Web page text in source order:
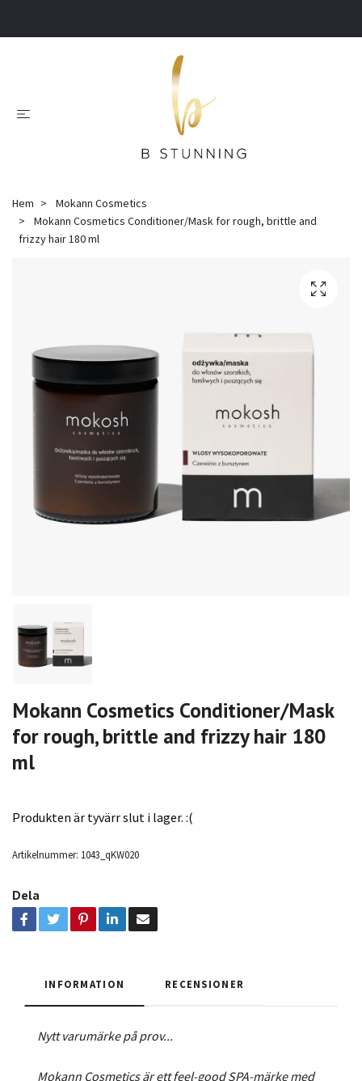
Hem
Mokann Cosmetics
Mokann Cosmetics Conditioner/Mask for rough, brittle and
frizzy hair 180 ml
Mokann Cosmetics Conditioner/Mask
for rough, brittle and frizzy hair 180
ml
Produkten är tyvärr slut i lager. :(
Artikelnummer: 1043_qKW020
Dela
INFORMATION RECENSIONER
Nytt varumärke på prov...
Mokann Cosmetics är ett feel-good SPA-märke med